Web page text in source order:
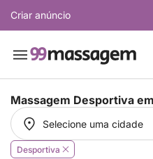
Criar anúncio
Massagem Desportiva em
Selecione uma cidade
Selecione uma cidade
Desportiva